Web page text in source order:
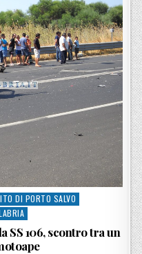
DI PORTO SALVO
SS 106, scontro tra un